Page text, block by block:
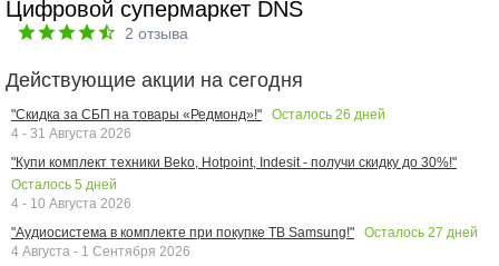
Цифровой супермаркет DNS
2 отзыва
Действующие акции на сегодня
"Скидка за СБП на товары «Редмонд»!" Осталось 26 дней
4 - 31 Августа 2026
"Купи комплект техники Beko, Hotpoint, Indesit - получи скидку до 30%!"
Осталось 5 дней
4 - 10 Августа 2026
"Аудиосистема в комплекте при покупке ТВ Samsung!"
Осталось 27 дней
4 Августа - 1 Сентября 2026